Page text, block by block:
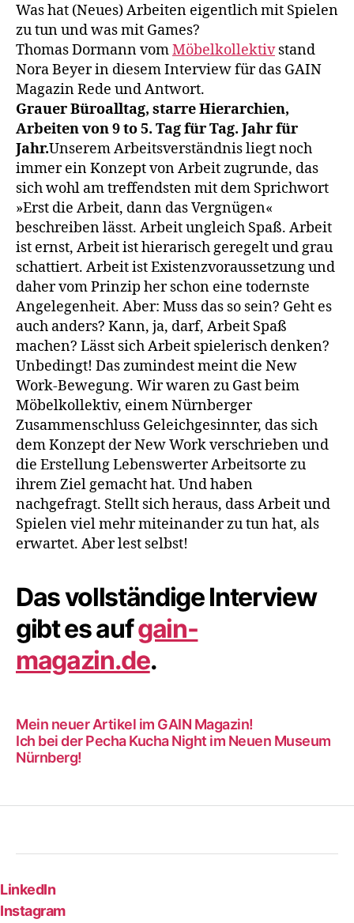
Was hat (Neues) Arbeiten eigentlich mit Spielen
zu tun und was mit Games?
Thomas Dormann vomMöbelkollektivstand
Nora Beyer in diesem Interview für das GAIN
Magazin Rede und Antwort.
Grauer Büroalltag, starre Hierarchien,
Arbeiten von 9 to 5. Tag für Tag. Jahr für
Jahr.Unserem Arbeitsverständnis liegt noch
immer ein Konzept von Arbeit zugrunde, das
sich wohl am treffendsten mit dem Sprichwort
»Erst die Arbeit, dann das Vergnügen«
beschreiben lässt. Arbeit ungleich Spaß. Arbeit
ist ernst, Arbeit ist hierarisch geregelt und grau
schattiert. Arbeit ist Existenzvoraussetzung und
daher vom Prinzip her schon eine todernste
Angelegenheit. Aber: Muss das so sein? Geht es
auch anders? Kann, ja, darf, Arbeit Spaß
machen? Lässt sich Arbeit spielerisch denken?
Unbedingt! Das zumindest meint die New
Work-Bewegung. Wir waren zu Gast beim
Möbelkollektiv, einem Nürnberger
Zusammenschluss Geleichgesinnter, das sich
dem Konzept der New Work verschrieben und
die Erstellung Lebenswerter Arbeitsorte zu
ihrem Ziel gemacht hat. Und haben
nachgefragt. Stellt sich heraus, dass Arbeit und
Spielen viel mehr miteinander zu tun hat, als
erwartet. Aber lest selbst!
Das vollständige Interview
gibt es aufgain-
magazin.de.
Mein neuer Artikel im GAIN Magazin!
Ich bei der Pecha Kucha Night im Neuen Museum
Nürnberg!
LinkedIn
Instagram